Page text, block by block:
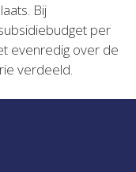
Bij
per
evenredig over de
verdeeld.